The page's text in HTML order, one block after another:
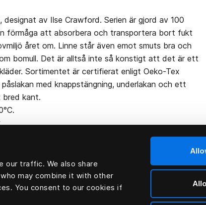
our traffic. We also share
may combine it with other
You consent to our cookies if
av Ilse Crawford. Serien är gjord av 100
förmåga att absorbera och transportera bort fukt
året om. Linne står även emot smuts bra och
bomull. Det är alltså inte så konstigt att det är ett
Sortimentet är certifierat enligt Oeko-Tex
med knappstängning, underlakan och ett
kant.